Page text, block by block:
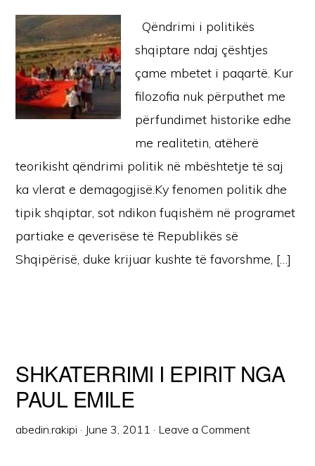
Qëndrimi i politikës
shqiptare ndaj çështjes
çame mbetet i paqartë. Kur
filozofia nuk përputhet me
përfundimet historike edhe
me realitetin, atëherë
teorikisht qëndrimi politik në mbështetje të saj
ka vlerat e demagogjisë.Ky fenomen politik dhe
tipik shqiptar, sot ndikon fuqishëm në programet
partiake e qeverisëse të Republikës së
Shqipërisë, duke krijuar kushte të favorshme, […]
SHKATERRIMI I EPIRIT NGA
PAUL EMILE
abedin.rakipi · June 3, 2011 · Leave a Comment